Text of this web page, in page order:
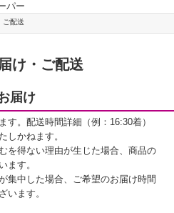
パー
ご配送
け・ご配送
届け
す。配送時間詳細（例：16:30着）
しかねます。
を得ない理由が生じた場合、商品の
ます。
集中した場合、ご希望のお届け時間
います。